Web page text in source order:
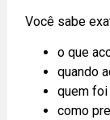
Você sabe
o que
quando
quem foi
como